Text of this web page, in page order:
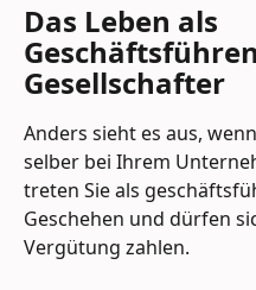
Das Leben als
Gesellschafter
Anders sieht es aus,
selber bei Ihrem
treten Sie als
Geschehen und dürfen
Vergütung zahlen.